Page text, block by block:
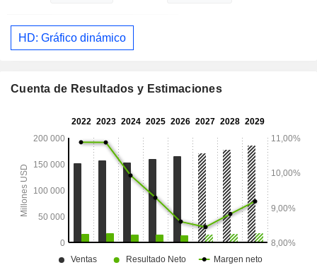
HD: Gráfico dinámico
Cuenta de Resultados y Estimaciones